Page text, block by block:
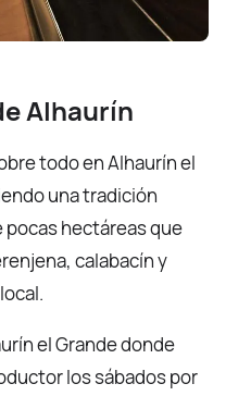
Alhaurín
todo en Alhaurín el
una tradición
pocas hectáreas que
calabacín y
el Grande donde
los sábados por